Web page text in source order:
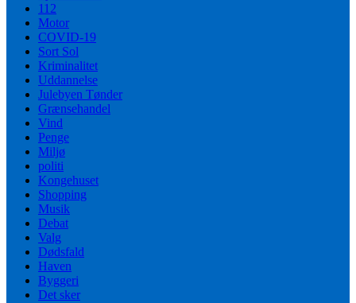
112
Motor
COVID-19
Sort Sol
Kriminalitet
Uddannelse
Julebyen Tønder
Grænsehandel
Vind
Penge
Miljø
politi
Kongehuset
Shopping
Musik
Debat
Valg
Dødsfald
Haven
Byggeri
Det sker